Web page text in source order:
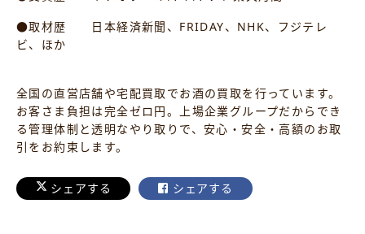
●取材歴 日本経済新聞、FRIDAY、NHK、フジテレ
ビ、ほか
全国の直営店舗や宅配買取でお酒の買取を行っています。
お客さま負担は完全ゼロ円。上場企業グループだからでき
る管理体制と透明なやり取りで、安心・安全・高額のお取
引をお約束します。
シェアする シェアする